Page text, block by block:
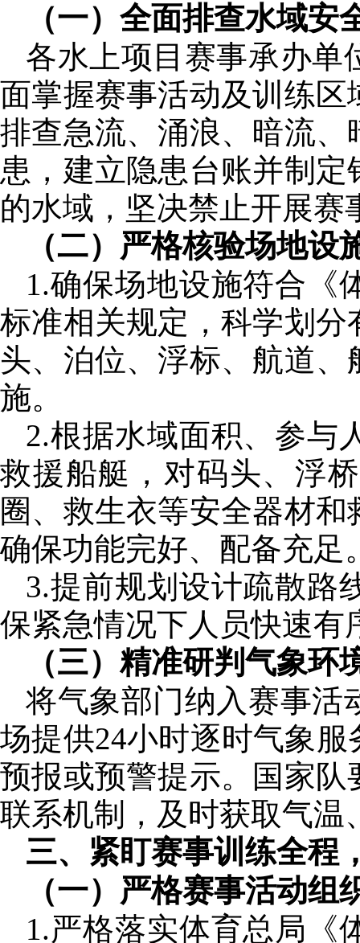
（一）全面排查水域安
各水上项目赛事承办单
面掌握赛事活动及训练
排查急流、涌浪、暗流
患，建立隐患台账并制
的水域，坚决禁止开展赛
（二）严格核验场地设
1.确保场地设施符合《
标准相关规定，科学划
头、泊位、浮标、航道
施。
2.根据水域面积、参与
救援船艇，对码头、浮
圈、救生衣等安全器材
确保功能完好、配备充足
3.提前规划设计疏散路
保紧急情况下人员快速有
（三）精准研判气象环
将气象部门纳入赛事活
场提供24小时逐时气象
预报或预警提示。国家
联系机制，及时获取气温
三、紧盯赛事训练全程
（一）严格赛事活动组
1.严格落实体育总局《